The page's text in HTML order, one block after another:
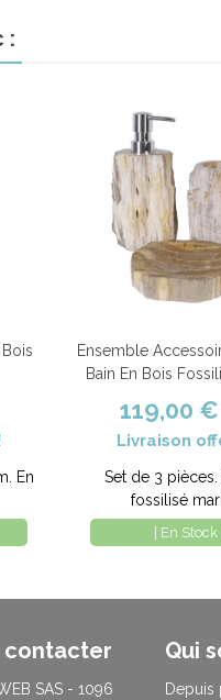
:
En
Ajouter au panier
Ensemble
Bain En Bois
119,00 €
Livraison
Set de 3 pièces.
fossilisé
| En Stock |
contacter
SAS - 1096
Qui
Depuis